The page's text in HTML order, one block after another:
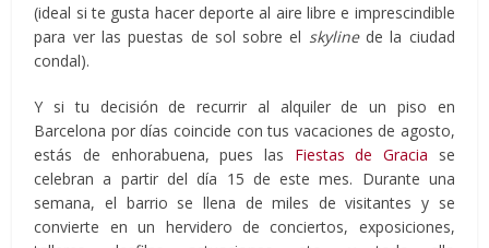
(ideal si te gusta hacer deporte al aire libre e imprescindible
para ver las puestas de sol sobre el skylinede la ciudad
condal).
Y si tu decisión de recurrir al alquiler de un piso en
Barcelona por días coincide con tus vacaciones de agosto,
estás de enhorabuena, pues las Fiestas de Gracia se
celebran a partir del día 15 de este mes. Durante una
semana, el barrio se llena de miles de visitantes y se
convierte en un hervidero de conciertos, exposiciones,